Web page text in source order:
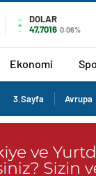
DOLAR
47,7016 0.06%
Ekonomi
3.Sayfa Avrupa